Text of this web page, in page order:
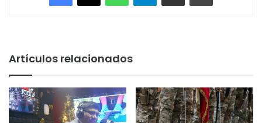
Artículos relacionados